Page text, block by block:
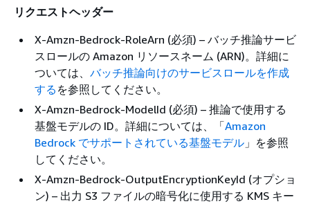
リクエストヘッダー
X-Amzn-Bedrock-RoleArn (必須) – バッチ推論サービ
スロールの Amazon リソースネーム (ARN)。詳細に
ついては、 バッチ推論向けのサービスロールを作成
する を参照してください。
X-Amzn-Bedrock-ModelId (必須) – 推論で使用する
基盤モデルの ID。詳細については、「Amazon
Bedrock でサポートされている基盤モデル 」を参照
してください。
X-Amzn-Bedrock-OutputEncryptionKeyId (オプショ
ン) – 出力 S3 ファイルの暗号化に使用する KMS キー